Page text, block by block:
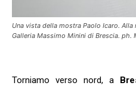
Una vista della mostra Paolo Icaro.
Galleria Massimo Minini di Brescia. ph.
Torniamo verso nord, a